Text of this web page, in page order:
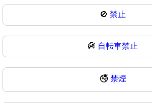
🚫 禁止
🚳 自転車禁止
🚭 禁煙